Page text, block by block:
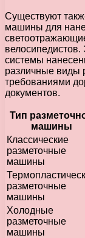
Существуют
машины для
системы
различные виды
требованиями
документов.
Тип
машины
Классические
разметочные
машины
разметочные
машины
Холодные
разметочные
машины